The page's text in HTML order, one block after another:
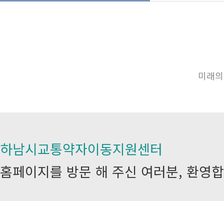
미래
하남시교통약자이동지원센터
홈페이지를 방문 해 주신 여러분, 환영